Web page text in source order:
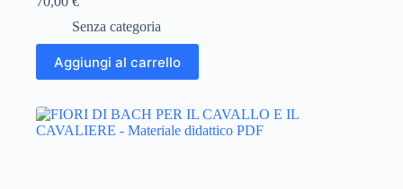
Senza categoria
Aggiungi al carrello